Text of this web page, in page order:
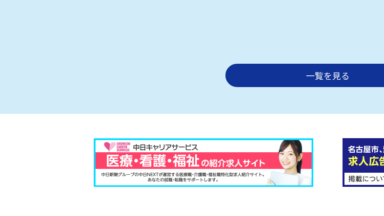
一覧を見る